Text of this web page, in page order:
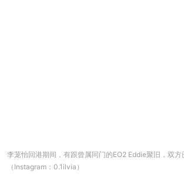
李茏怡回港期间，有跟曾属同门的EO2 Eddie聚旧，双方
（Instagram：0.1ilvia）